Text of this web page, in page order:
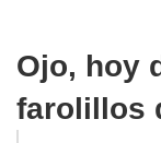
Ojo, hoy
farolillos